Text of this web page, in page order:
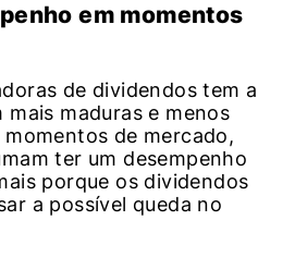
em momentos
de dividendos tem a
mais maduras e menos
de mercado,
ter um desempenho
porque os dividendos
a possível queda no